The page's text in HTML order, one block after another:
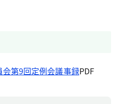
第9回定例会議事録PDF